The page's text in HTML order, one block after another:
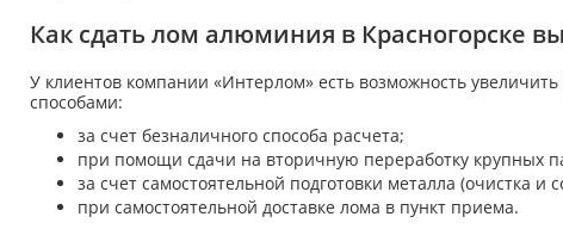
Как сдать лом алюминия в Красногорске
У клиентов компании «Интерлом» есть возможность
способами:
за счет безналичного способа расчета;
при помощи сдачи на вторичную переработку крупных
за счет самостоятельной подготовки металла (очистка и
при самостоятельной доставке лома в пункт приема.